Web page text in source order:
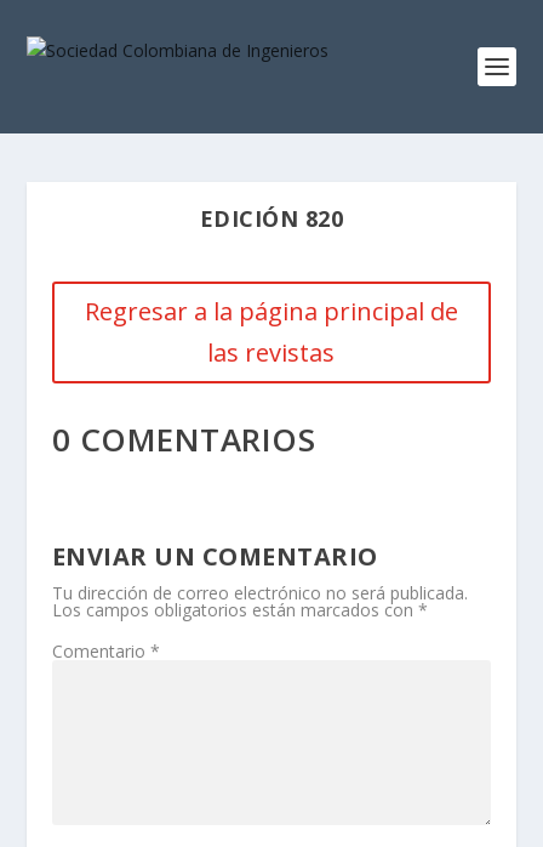
EDICIÓN 820
Regresar a la página principal de
las revistas
0 COMENTARIOS
ENVIAR UN COMENTARIO
Tu dirección de correo electrónico no será publicada.
Los campos obligatorios están marcados con *
Comentario *